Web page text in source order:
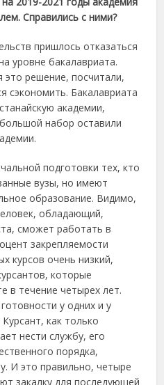
Справились с ними?
пришлось отказаться
уровне бакалавриата.
это решение, посчитали,
сэкономить. Бакалавриата
академии,
набор оставили
подготовки тех, кто
вузы, но имеют
образование. Видимо,
обладающий,
сможет работать в
закрепляемости
курсов очень низкий,
которые
в течение четырех лет.
у одних и у
как только
нести службу, его
порядка,
И это правильно, четыре
закалку для последующей